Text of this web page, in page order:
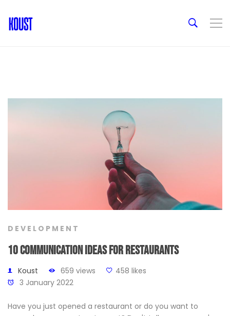
DEVELOPMENT
10 communication ideas for restaurants
Koust 659 views
458 likes
3 January 2022
Have you just opened a restaurant or do you want to